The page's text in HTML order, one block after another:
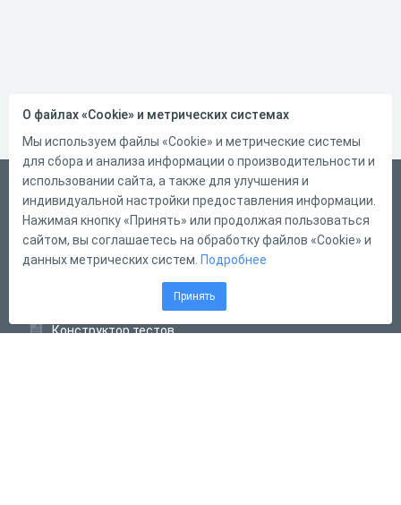
Русский
Справка
Форма обратной связи
Конструктор тестов
О файлах «Cookie» и метрических системах
Мы используем файлы «Cookie» и метрические системы
для сбора и анализа информации о производительности и
использовании сайта, а также для улучшения и
индивидуальной настройки предоставления информации.
Нажимая кнопку «Принять» или продолжая пользоваться
сайтом, вы соглашаетесь на обработку файлов «Cookie» и
данных метрических систем. Подробнее
Принять